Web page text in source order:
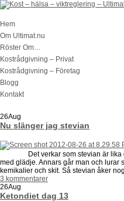
Hem
Om Ultimat.nu
Röster Om…
Kostrådgivning – Privat
Kostrådgivning – Företag
Blogg
Kontakt
26Aug
Nu slänger jag stevian
Det verkar som stevian är lika
med glädje. Annars går man och lurar
kemikalier och skit. Så stevian åker
3 kommentarer
26Aug
Ketondiet dag 13